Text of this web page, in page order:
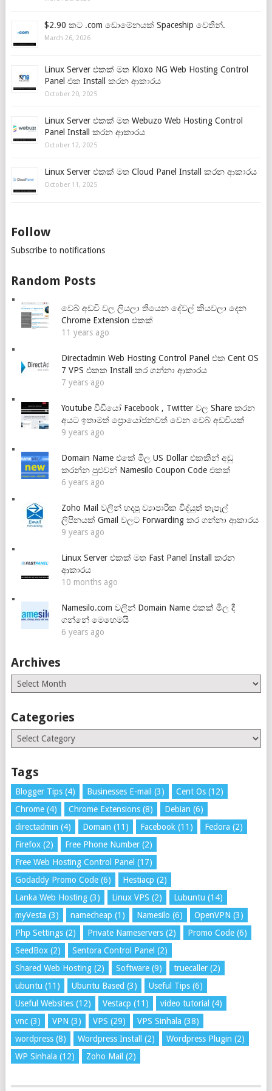
$2.90 කට .com ඩොමේනයක් Spaceship වෙතින්.
March 26, 2026
Linux Server එකක් මත Kloxo NG Web Hosting Control
Panel එක Install කරන ආකාරය
October 20, 2025
Linux Server එකක් මත Webuzo Web Hosting Control
Panel Install කරන ආකාරය
October 12, 2025
Linux Server එකක් මත Cloud Panel Install කරන ආකාරය
October 11, 2025
Follow
Subscribe to notifications
Random Posts
වෙබ් අඩවි වල ලියලා තියෙන දේවල් කියවලා දෙන
Chrome Extension එකක්
11 years ago
Directadmin Web Hosting Control Panel එක Cent OS
7 VPS එකක Install කර ගන්නා ආකාරය
7 years ago
Youtube වීඩියෝ Facebook , Twitter වල Share කරන
අයට ඉතාමත් ප්‍රොයෝජනවත් වෙන වෙබ් අඩවියක්
9 years ago
Domain Name එකේ මිල US Dollar එකකින් අඩු
කරන්න පුළුවන් Namesilo Coupon Code එකක්
6 years ago
Zoho Mail වලින් හදපු ව්‍යාපාරික විද්යුත් තැපැල්
ලිපිනයක් Gmail වලට Forwarding කර ගන්නා ආකාරය
9 years ago
Linux Server එකක් මත Fast Panel Install කරන
ආකාරය
10 months ago
Namesilo.com වලින් Domain Name එකක් මිල දී
ගන්නේ මෙහෙමයි
6 years ago
Archives
Archives
Categories
Categories
Tags
Blogger Tips(4) Businesses E-mail (3) Cent Os(12)
Chrome(4) Chrome Extensions(8) Debian (6)
directadmin (4) Domain (11) Facebook (11) Fedora (2)
Firefox(2) Free Phone Number(2)
Free Web Hosting Control Panel (17)
Godaddy Promo Code(6) Hestiacp (2)
Lanka Web Hosting(3) Linux VPS (2) Lubuntu (14)
myVesta (3) namecheap (1) Namesilo (6) OpenVPN (3)
Php Settings(2) Private Nameservers(2) Promo Code(6)
SeedBox(2) Sentora Control Panel (2)
Shared Web Hosting(2) Software(9) truecaller(2)
ubuntu (11) Ubuntu Based (3) Useful Tips(6)
Useful Websites(12) Vestacp (11) video tutorial (4)
vnc(3) VPN (3) VPS (29) VPS Sinhala (38)
wordpress(8) Wordpress Install (2) Wordpress Plugin (2)
WP Sinhala (12) Zoho Mail (2)